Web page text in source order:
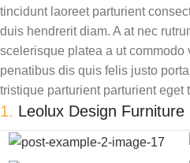
tincidunt laoreet parturient
duis hendrerit diam. A at nec
scelerisque platea a ut commodo
penatibus dis quis felis justo
tristique parturient parturient eget
1. Leolux Design Furniture